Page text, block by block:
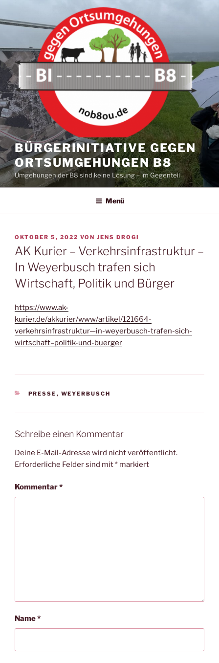
Inhalt
springen
BÜRGERINITIATIVE GEGEN
ORTSUMGEHUNGEN B8
Umgehungen der B8 sind keine Lösung – im Gegenteil
Menü
VERÖFFENTLICHT
AM
OKTOBER 5, 2022 VON JENS DROGI
AK Kurier – Verkehrsinfrastruktur –
In Weyerbusch trafen sich
Wirtschaft, Politik und Bürger
https://www.ak-
kurier.de/akkurier/www/artikel/121664-
verkehrsinfrastruktur—in-weyerbusch-trafen-sich-
wirtschaft–politik-und-buerger
KATEGORIEN
PRESSE , WEYERBUSCH
Schreibe einen Kommentar
Deine E-Mail-Adresse wird nicht veröffentlicht.
Erforderliche Felder sind mit* markiert
Kommentar*
Name*